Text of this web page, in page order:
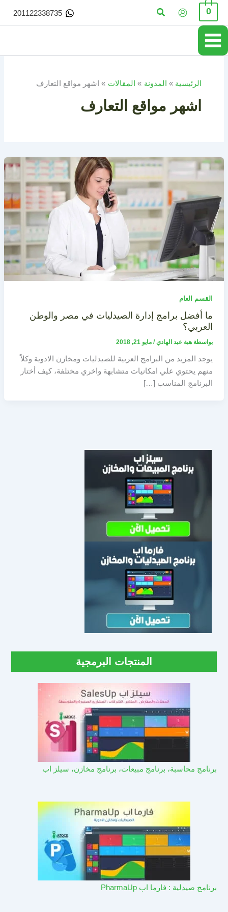
تخطي
المحتوى
0 البحث 201122338735
الرئيسية المدونة المقالات اشهر مواقع التعارف
اشهر مواقع التعارف
القسم العام
ما أفضل برامج إدارة الصيدليات في مصر والوطن
العربي؟
بواسطة هبة عبد الهادي/ مايو 21, 2018
يوجد المزيد من البرامج العربية للصيدليات ومخازن الادوية وكلاً
منهم يحتوي علي امكانيات متشابهة واخري مختلفة، كيف أختار
البرنامج المناسب […]
المنتجات البرمجية
برنامج محاسبة، برنامج مبيعات، برنامج مخازن، سيلز اب
برنامج صيدلية : فارما اب PharmaUp​